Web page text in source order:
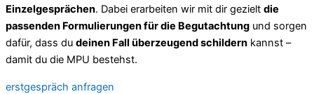
Einzelgesprächen. Dabei erarbeiten wir mit dir gezielt die
passenden Formulierungen für die Begutachtung und sorgen
dafür, dass du deinen Fall überzeugend schildern kannst –
damit du die MPU bestehst.
erstgespräch anfragen